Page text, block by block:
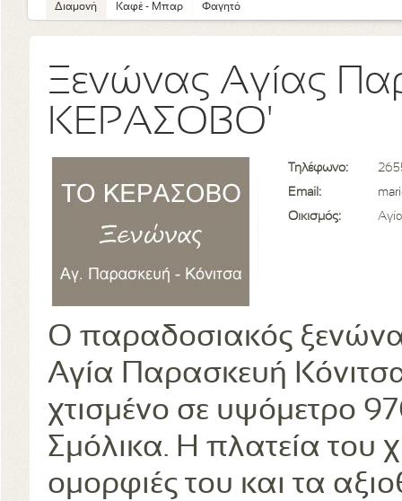
Διαμονή Καφέ - Μπαρ Φαγητό
Ξενώνας Αγίας
ΚΕΡΑΣΟΒΟ'
Τηλέφωνο:
Email:
Οικισμός:
Ο παραδοσιακός
Αγία Παρασκευή
χτισμένο σε υψόμετρο
Σμόλικα. Η πλατεία του
ομορφιές του και τα